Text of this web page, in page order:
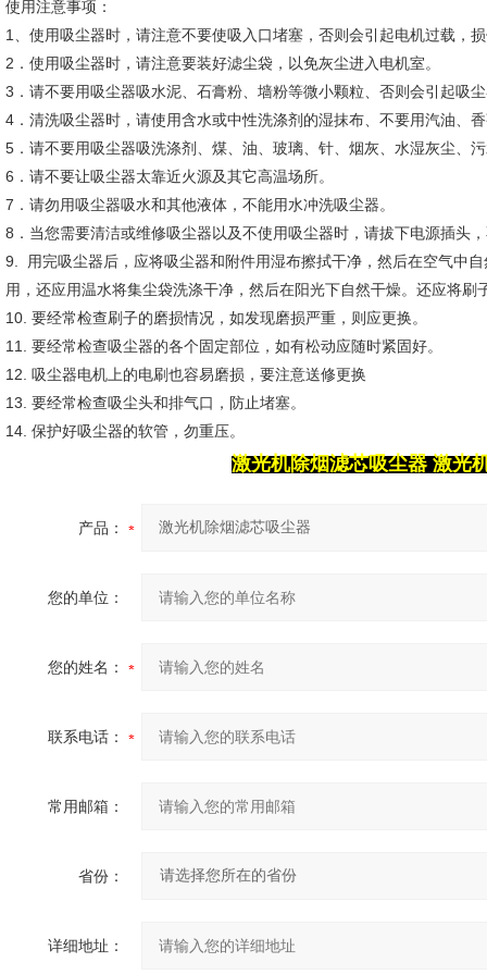
使用注意事项：
1、使用吸尘器时，请注意不要使吸入口堵塞，否则会引起电机过载，
2．使用吸尘器时，请注意要装好滤尘袋，以免灰尘进入电机室。
3．请不要用吸尘器吸水泥、石膏粉、墙粉等微小颗粒、否则会引起吸
4．清洗吸尘器时，请使用含水或中性洗涤剂的湿抹布、不要用汽油、
5．请不要用吸尘器吸洗涤剂、煤、油、玻璃、针、烟灰、水湿灰尘、
6．请不要让吸尘器太靠近火源及其它高温场所。
7．请勿用吸尘器吸水和其他液体，不能用水冲洗吸尘器。
8．当您需要清洁或维修吸尘器以及不使用吸尘器时，请拔下电源插头
9. 用完吸尘器后，应将吸尘器和附件用湿布擦拭干净，然后在空气中
用，还应用温水将集尘袋洗涤干净，然后在阳光下自然干燥。还应将刷
10. 要经常检查刷子的磨损情况，如发现磨损严重，则应更换。
11. 要经常检查吸尘器的各个固定部位，如有松动应随时紧固好。
12. 吸尘器电机上的电刷也容易磨损，要注意送修更换
13. 要经常检查吸尘头和排气口，防止堵塞。
14. 保护好吸尘器的软管，勿重压。
激光机除烟滤芯吸尘器 激光
产品：
您的单位：
您的姓名：
联系电话：
常用邮箱：
省份：
详细地址：